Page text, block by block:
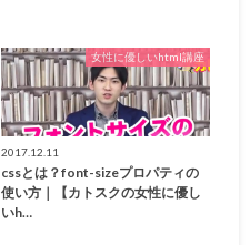
女性に優しいhtml講座
2017.12.11
cssとは？font-sizeプロパティの
使い方｜【カトスクの女性に優し
いh…